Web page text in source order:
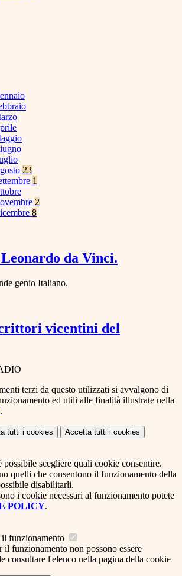
23
1
2
8
da Vinci.
genio Italiano.
vicentini del
terzi da questo utilizzati si avvalgono di
ed utili alle finalità illustrate nella
.
tutti i cookies Accetta tutti i cookies
possibile scegliere quali cookie consentire.
quelli che consentono il funzionamento della
disabilitarli.
i cookie necessari al funzionamento potete
POLICY.
il funzionamento
il funzionamento non possono essere
consultare l'elenco nella pagina della cookie